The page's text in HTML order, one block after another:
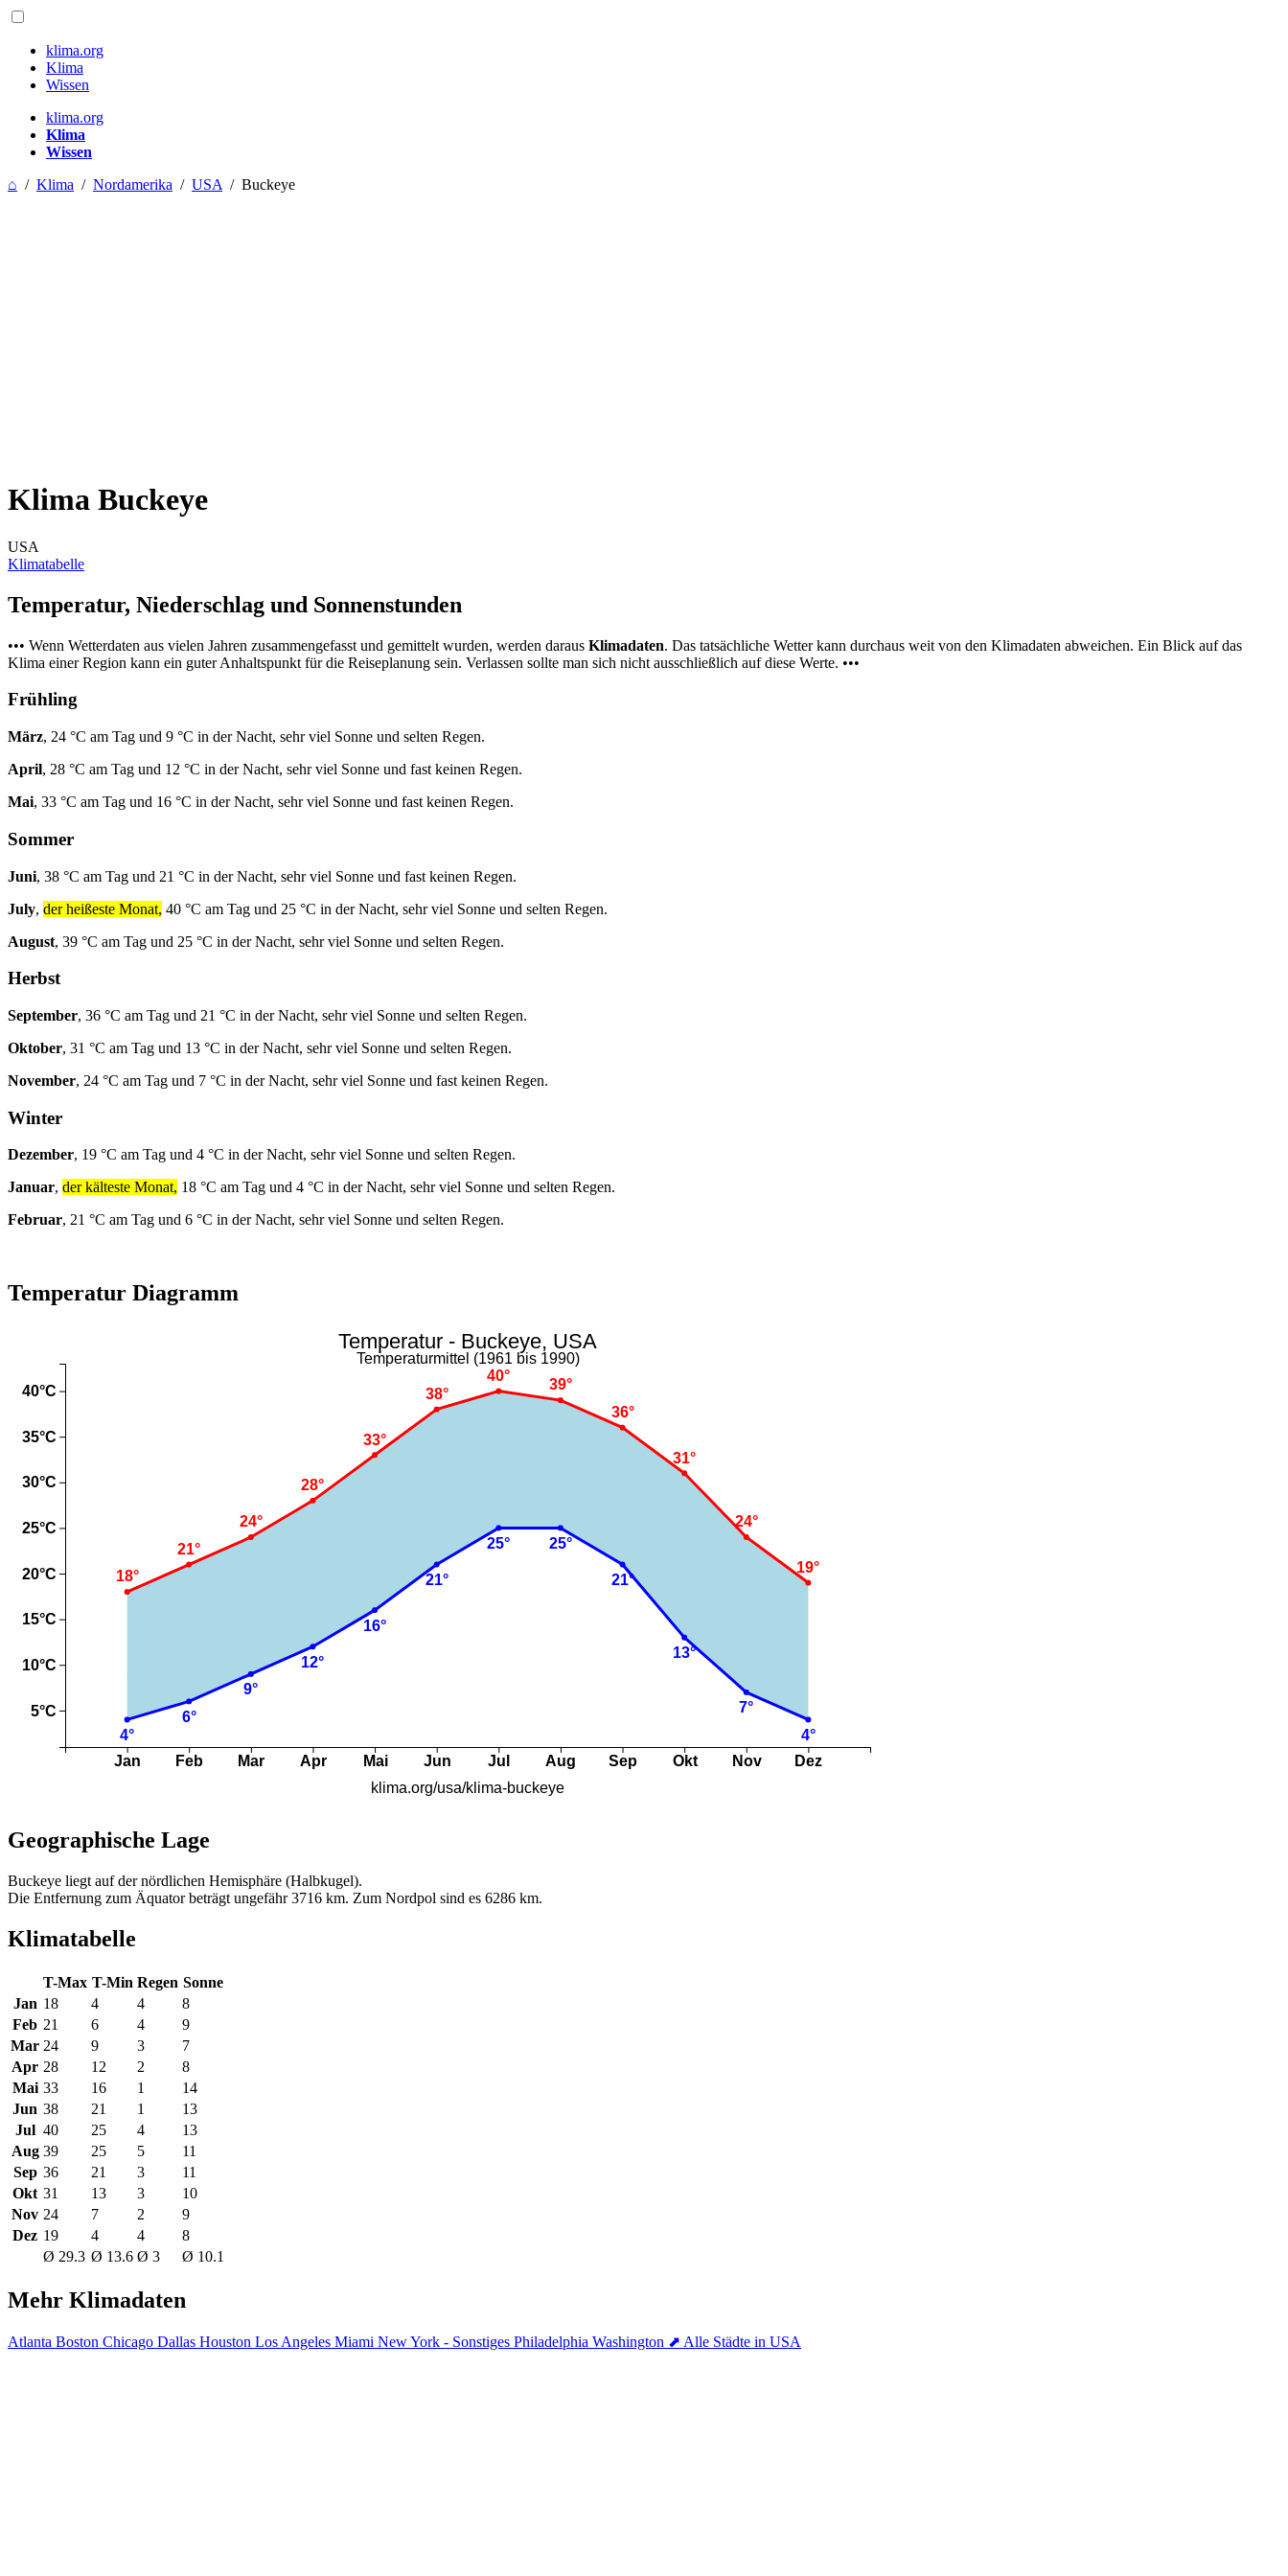
klima.org
Klima
Wissen
klima.org
Klima
Wissen
⌂ / Klima / Nordamerika / USA / Buckeye
Klima Buckeye
USA
Klimatabelle
Temperatur, Niederschlag und Sonnenstunden
••• Wenn Wetterdaten aus vielen Jahren zusammengefasst und gemittelt wurden, werden daraus Klimadaten. Das tatsächliche Wetter kann durchaus weit von den Klimadaten abweichen. Ein Blick auf das
Klima einer Region kann ein guter Anhaltspunkt für die Reiseplanung sein. Verlassen sollte man sich nicht ausschließlich auf diese Werte. •••
Frühling
März, 24 °C am Tag und 9 °C in der Nacht, sehr viel Sonne und selten Regen.
April, 28 °C am Tag und 12 °C in der Nacht, sehr viel Sonne und fast keinen Regen.
Mai, 33 °C am Tag und 16 °C in der Nacht, sehr viel Sonne und fast keinen Regen.
Sommer
Juni, 38 °C am Tag und 21 °C in der Nacht, sehr viel Sonne und fast keinen Regen.
July, der heißeste Monat, 40 °C am Tag und 25 °C in der Nacht, sehr viel Sonne und selten Regen.
August, 39 °C am Tag und 25 °C in der Nacht, sehr viel Sonne und selten Regen.
Herbst
September, 36 °C am Tag und 21 °C in der Nacht, sehr viel Sonne und selten Regen.
Oktober, 31 °C am Tag und 13 °C in der Nacht, sehr viel Sonne und selten Regen.
November, 24 °C am Tag und 7 °C in der Nacht, sehr viel Sonne und fast keinen Regen.
Winter
Dezember, 19 °C am Tag und 4 °C in der Nacht, sehr viel Sonne und selten Regen.
Januar, der kälteste Monat, 18 °C am Tag und 4 °C in der Nacht, sehr viel Sonne und selten Regen.
Februar, 21 °C am Tag und 6 °C in der Nacht, sehr viel Sonne und selten Regen.
Temperatur Diagramm
Geographische Lage
Buckeye liegt auf der nördlichen Hemisphäre (Halbkugel).
Die Entfernung zum Äquator beträgt ungefähr 3716 km. Zum Nordpol sind es 6286 km.
Klimatabelle
T-Max T-Min Regen Sonne
Jan 18 4 4
8
Feb 21 6 4
9
Mar 24 9 3
7
Apr 28 12 2
8
Mai 33 16 1
14
Jun 38 21 1
13
Jul 40 25 4
13
Aug 39 25 5
11
Sep 36 21 3
11
Okt 31 13 3
10
Nov 24 7 2
9
Dez 19 4 4
8
Ø 29.3 Ø 13.6 Ø 3 Ø 10.1
Mehr Klimadaten
Atlanta Boston Chicago Dallas Houston Los Angeles Miami New York - Sonstiges Philadelphia Washington ⬈ Alle Städte in USA